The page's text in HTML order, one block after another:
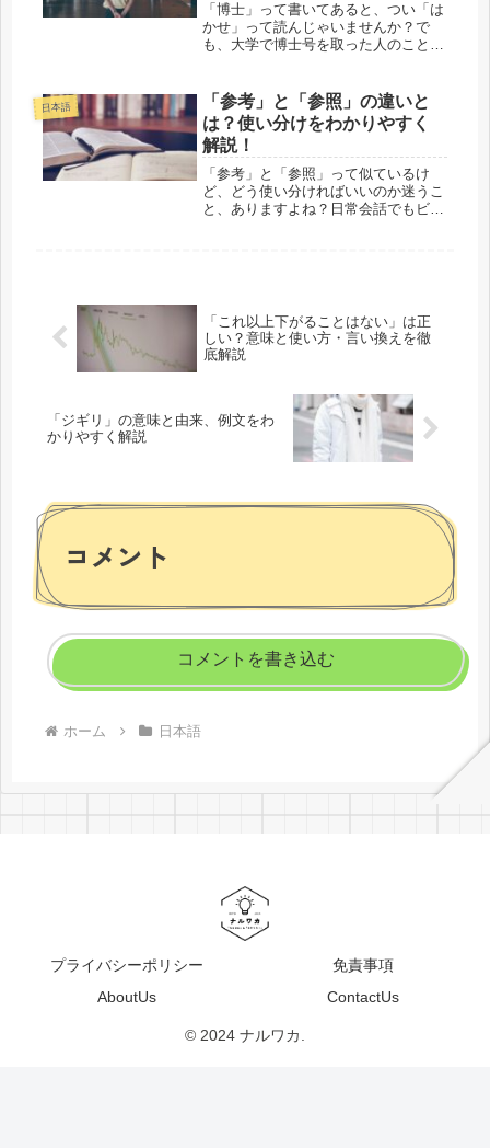
「博士」って書いてあると、つい「は
かせ」って読んじゃいませんか？で
も、大学で博士号を取った人のことを
なのに読み方が違うの？と戸惑う人、
実はけっこう多いんです。今回は、
「博士...
日本語
「参考」と「参照」の違いと
は？使い分けをわかりやすく
解説！
「参考」と「参照」って似ているけ
ど、どう使い分ければいいのか迷うこ
と、ありますよね？日常会話でもビジ
「これ以上下がることはない」は正
しい？意味と使い方・言い換えを徹
底解説
「ジギリ」の意味と由来、例文をわ
かりやすく解説
コメント
コメントを書き込む
ホーム 日本語
プライバシーポリシー
免責事項
AboutUs
ContactUs
© 2024 ナルワカ.